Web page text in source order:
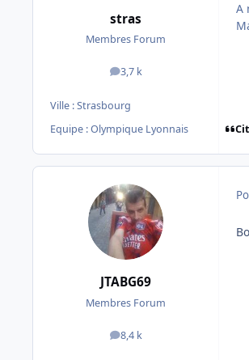
stras
Membres Forum
3,7 k
messages
Ville :Strasbourg
Equipe : Olympique Lyonnais
A
JTABG69
Membres Forum
8,4 k
messages